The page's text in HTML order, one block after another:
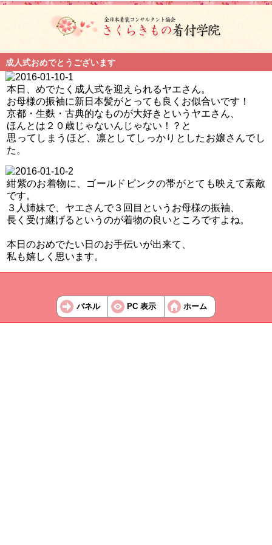
成人式おめでとうございます
本日、めでたく成人式を迎えられるヤエさん。
お母様の振袖に新日本髪がとっても良くお似合いです！
京都・生麩・古典的なものが大好きというヤエさん、
ほんとは２０歳じゃないんじゃない！？と
思ってしまうほど、凛としてしっかりとしたお嬢さんでし
た。
紺紫のお着物に、ゴールドピンクの帯がとても映えて素敵
です。
３人姉妹で、ヤエさんで３回目というお母様の振袖、
長く受け継げるというのが着物の良いところですよね。
本日のおめでたい日のお手伝いが出来て、
私も嬉しく思います。
パネル PC 表示 ホーム